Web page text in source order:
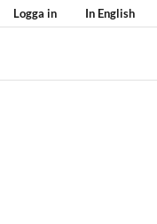
Logga in In English